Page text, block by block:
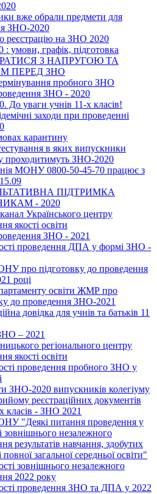
вже обрали предмети для
ЗНО-2020
реєстрацію на ЗНО 2020
умови, графік, підготовка
З НАПРУГОЮ ТА
ПЕРЕД ЗНО
пробного ЗНО
ЗНО - 2020
До уваги учнів 11-х класів!
заходи при проведенні
карантину
в яких випускники
проходитимуть ЗНО-2020
МОНУ 0800-50-45-70 працює з
ПІДТРИМКА
- 2020
Українського центру
якості освіти
ЗНО - 2021
проведення ДПА у формі ЗНО -
про підготовку до проведення
році
освіти ЖМР про
до проведення ЗНО-2021
довідка для учнів та батьків 11
– 2021
регіонального центру
якості освіти
проведення пробного ЗНО у
ЗНО-2020 випускників колегіуму
реєстраційних документів
класів - ЗНО 2021
"Деякі питання проведення у
зовнішнього незалежного
результатів навчання, здобутих
повної загальної середньої освіти"
зовнішнього незалежного
2022 року
проведення ЗНО та ДПА у 2022